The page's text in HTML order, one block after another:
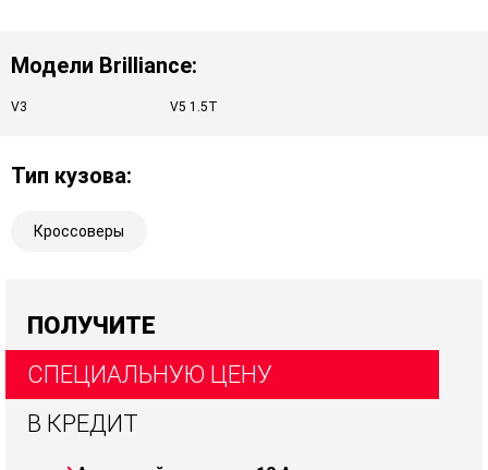
Модели Brilliance:
V3 V5 1.5T
Тип кузова:
Кроссоверы
ПОЛУЧИТЕ
СПЕЦИАЛЬНУЮ ЦЕНУ
В КРЕДИТ